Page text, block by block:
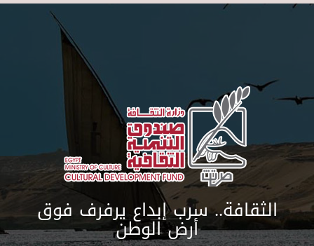
Skip to main content
الثقافة.. سرب إبداع يرفرف فوق
أرض الوطن